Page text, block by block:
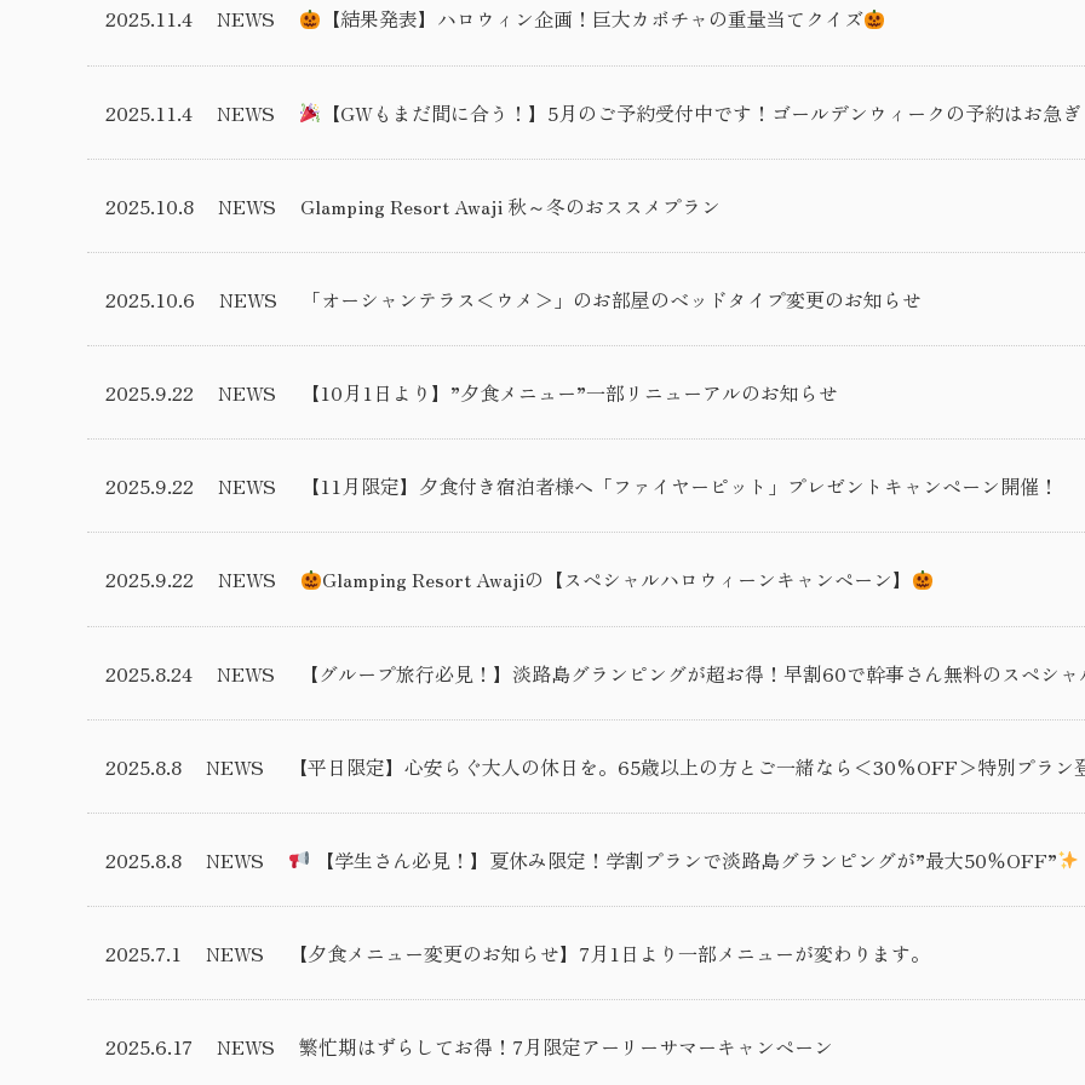
2025.11.4 NEWS 【結果発表】ハロウィン企画！巨大カボチャの重量当てクイズ
2025.11.4 NEWS 【GWもまだ間に合う！】5月のご予約受付中です！ゴールデンウィークの予約はお急
2025.10.8 NEWS Glamping Resort Awaji 秋～冬のおススメプラン
2025.10.6 NEWS 「オーシャンテラス＜ウメ＞」のお部屋のベッドタイプ変更のお知らせ
2025.9.22 NEWS 【10月1日より】”夕食メニュー”一部リニューアルのお知らせ
2025.9.22 NEWS 【11月限定】夕食付き宿泊者様へ「ファイヤーピット」プレゼントキャンペーン開催！
2025.9.22 NEWS Glamping Resort Awajiの【スペシャルハロウィーンキャンペーン】
2025.8.24 NEWS 【グループ旅行必見！】淡路島グランピングが超お得！早割60で幹事さん無料のスペシ
2025.8.8 NEWS 【平日限定】心安らぐ大人の休日を。65歳以上の方とご一緒なら＜30%OFF＞特別プラン
2025.8.8 NEWS 【学生さん必見！】夏休み限定！学割プランで淡路島グランピングが”最大50％OFF”
2025.7.1 NEWS 【夕食メニュー変更のお知らせ】7月1日より一部メニューが変わります。
2025.6.17 NEWS 繁忙期はずらしてお得！7月限定アーリーサマーキャンペーン